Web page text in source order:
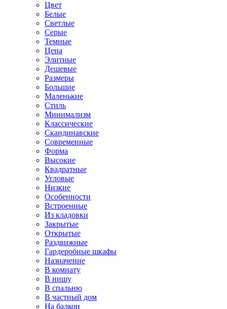
Цвет
Белые
Светлые
Серые
Темные
Цена
Элитные
Дешевые
Размеры
Большие
Маленькие
Стиль
Минимализм
Классические
Скандинавские
Современные
Форма
Высокие
Квадратные
Угловые
Низкие
Особенности
Встроенные
Из кладовки
Закрытые
Открытые
Раздвижные
Гардеробные шкафы
Назначение
В комнату
В нишу
В спальню
В частный дом
На балкон